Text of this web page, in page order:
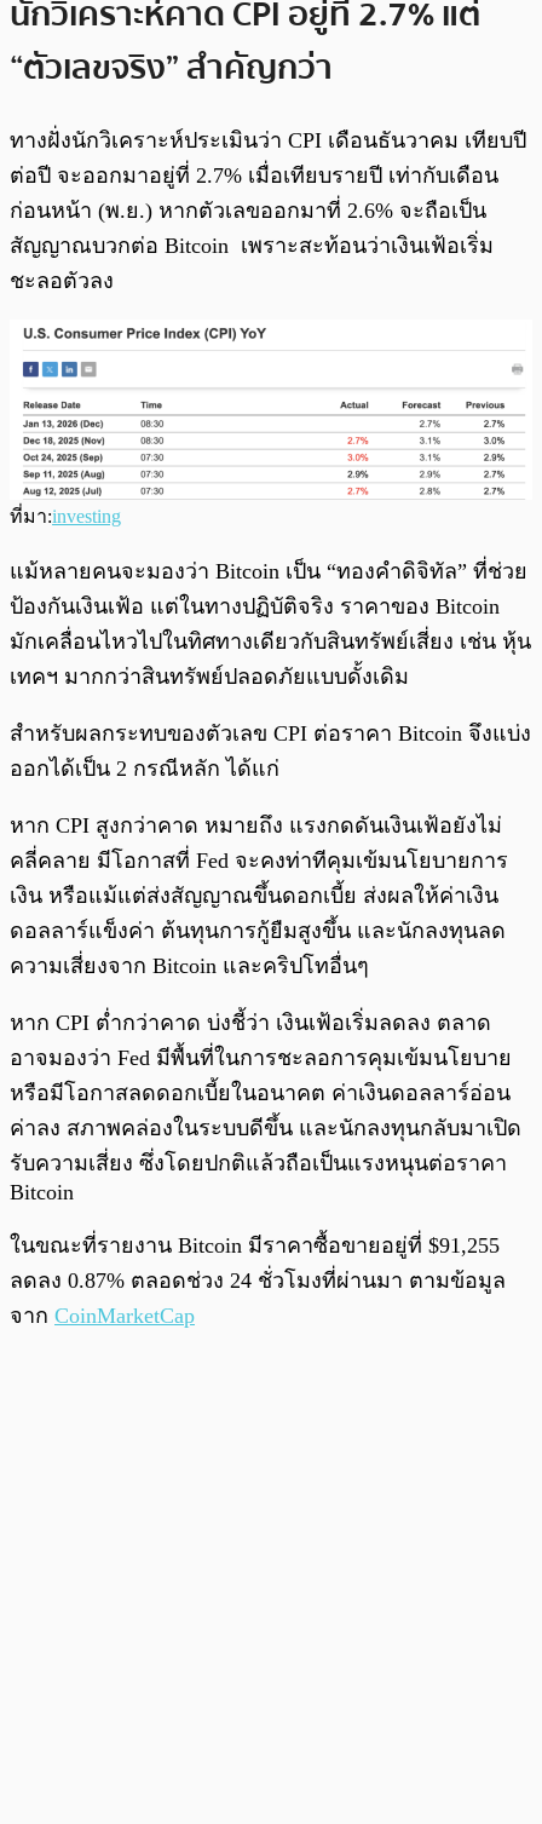
นักวิเคราะห์คาด CPI อยู่ที่ 2.7% แต่
“ตัวเลขจริง” สำคัญกว่า
ทางฝั่งนักวิเคราะห์ประเมินว่า CPI เดือนธันวาคม เทียบปี
ต่อปี จะออกมาอยู่ที่ 2.7% เมื่อเทียบรายปี เท่ากับเดือน
ก่อนหน้า (พ.ย.) หากตัวเลขออกมาที่ 2.6% จะถือเป็น
สัญญาณบวกต่อ Bitcoin เพราะสะท้อนว่าเงินเฟ้อเริ่ม
ชะลอตัวลง
ที่มา:investing
แม้หลายคนจะมองว่า Bitcoin เป็น “ทองคำดิจิทัล” ที่ช่วย
ป้องกันเงินเฟ้อ แต่ในทางปฏิบัติจริง ราคาของ Bitcoin
มักเคลื่อนไหวไปในทิศทางเดียวกับสินทรัพย์เสี่ยง เช่น หุ้น
เทคฯ มากกว่าสินทรัพย์ปลอดภัยแบบดั้งเดิม
สำหรับผลกระทบของตัวเลข CPI ต่อราคา Bitcoin จึงแบ่ง
ออกได้เป็น 2 กรณีหลัก ได้แก่
หาก CPI สูงกว่าคาด หมายถึง แรงกดดันเงินเฟ้อยังไม่
คลี่คลาย มีโอกาสที่ Fed จะคงท่าทีคุมเข้มนโยบายการ
เงิน หรือแม้แต่ส่งสัญญาณขึ้นดอกเบี้ย ส่งผลให้ค่าเงิน
ดอลลาร์แข็งค่า ต้นทุนการกู้ยืมสูงขึ้น และนักลงทุนลด
ความเสี่ยงจาก Bitcoin และคริปโทอื่นๆ
หาก CPI ต่ำกว่าคาด บ่งชี้ว่า เงินเฟ้อเริ่มลดลง ตลาด
อาจมองว่า Fed มีพื้นที่ในการชะลอการคุมเข้มนโยบาย
หรือมีโอกาสลดดอกเบี้ยในอนาคต ค่าเงินดอลลาร์อ่อน
ค่าลง สภาพคล่องในระบบดีขึ้น และนักลงทุนกลับมาเปิด
รับความเสี่ยง ซึ่งโดยปกติแล้วถือเป็นแรงหนุนต่อราคา
Bitcoin
ในขณะที่รายงาน Bitcoin มีราคาซื้อขายอยู่ที่ $91,255
ลดลง 0.87% ตลอดช่วง 24 ชั่วโมงที่ผ่านมา ตามข้อมูล
จาก CoinMarketCap